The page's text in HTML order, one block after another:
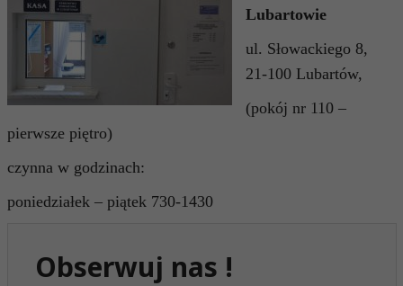
Lubartowie
ul. Słowackiego 8,
21-100 Lubartów,
(pokój nr 110 –
pierwsze piętro)
czynna w godzinach:
poniedziałek – piątek 730-1430
Obserwuj nas !